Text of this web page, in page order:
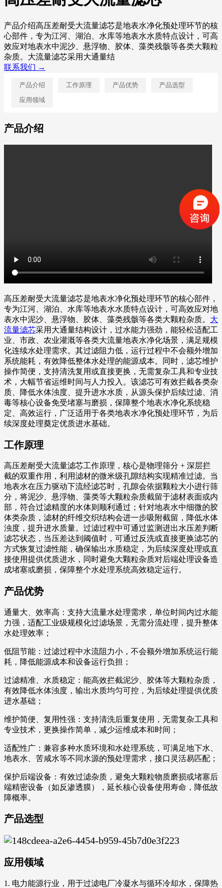
产品介绍高压差耐受大流量滤芯是地表水净化预处理环节的核
心部件，专为江河、湖泊、水库等地表水水质特点设计，可高
效应对地表水中泥沙、悬浮物、胶体、藻类残骸等各类大颗粒
杂质。大流量滤芯采用大通量结
联系我们 →
产品介绍 工作原理 产品优势
产品选型
应用领域
产品介绍
高压差耐受大流量滤芯是地表水净化预处理环节的核心部件，
专为江河、湖泊、水库等地表水水质特点设计，可高效应对地
表水中泥沙、悬浮物、胶体、藻类残骸等各类大颗粒杂质。 大
流量滤芯采用大通量结构设计，过水能力强劲，能轻松适配工
业、市政、农业灌溉等各类大流量地表水净化场景，满足规模
化连续水处理需求。其过滤阻力低，运行过程中不会额外增加
系统能耗，有效降低整体水处理的能源成本。同时，滤芯维护
操作简便，支持清洗复用或直接更换，无需复杂工具和专业技
术，大幅节省运维时间与人力投入。该滤芯可有效拦截各类杂
质、降低水体浊度、提升进水水质，从源头保护后续过滤、消
毒等核心设备免受堵塞与磨损，保障整个地表水净化系统稳
定、高效运行，广泛适用于各类地表水净化预处理环节，为后
续深度处理奠定优质进水基础。
工作原理
高压差耐受大流量滤芯工作原理，核心是物理筛分 + 深层拦
截的双重作用，利用滤材的微米级孔隙结构实现精准过滤。当
地表水在压力驱动下流经滤芯时，孔隙会依据颗粒大小进行筛
分，将泥沙、悬浮物、藻类等大颗粒杂质截留于滤材表面或内
部，符合过滤精度的水体则顺利通过；针对地表水中细微的胶
体类杂质，滤材的纤维交织结构会进一步吸附截留，降低水体
浊度，提升进水质量。过滤过程中可通过监测进出水压差判断
滤芯状态，当压差达到阈值时，可通过反洗或直接更换滤芯的
方式恢复过滤性能，确保输出水质稳定，为后续深度处理或直
接使用提供优质进水，同时避免大颗粒杂质对后端处理设备造
成堵塞或磨损，保障整个水处理系统高效稳定运行。
产品优势
通量大、效率高：支持大流量水处理需求，单位时间内过水能
力强，适配工业级规模化过滤场景，无需分流处理，提升整体
水处理效率；
低阻节能：过滤过程中水流阻力小，不会额外增加系统运行能
耗，降低能源成本和设备运行负担；
过滤精准、水质稳定：能高效拦截泥沙、胶体等大颗粒杂质，
有效降低水体浊度，输出水质均匀可控，为后续处理提供优质
进水基础；
维护简便、复用性强：支持清洗后重复使用，无需复杂工具和
专业技术，更换操作简单，减少运维成本和时间；
适配性广：兼容多种水质环境和水处理系统，可满足地下水、
地表水、苦咸水等不同水源的预处理需求，接口灵活易匹配；
保护后端设备：有效过滤杂质，避免大颗粒物质磨损或堵塞后
端精密设备（如反渗透膜），延长核心设备使用寿命，降低故
障概率。
产品选型
应用领域
1. 电力能源行业，用于过滤电厂冷凝水与循环冷却水，保障热